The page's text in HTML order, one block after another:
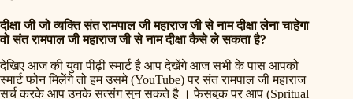
दीक्षा जी जो व्यक्ति संत रामपाल जी महाराज जी से नाम दीक्षा लेना चाहेगा
वो संत रामपाल जी महाराज जी से नाम दीक्षा कैसे ले सकता है?
देखिए आज की युवा पीढ़ी स्मार्ट है आप देखेंगे आज सभी के पास आपको
स्मार्ट फोन मिलेंगे तो हम उसमे (YouTube) पर संत रामपाल जी महाराज
सर्च करके आप उनके सत्संग सुन सकते है । फेसबुक पर आप (Spritual